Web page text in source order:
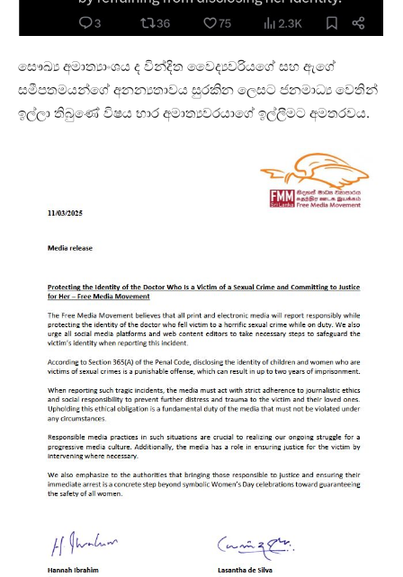
සෞඛ්‍ය අමාත්‍යාංශය ද වින්දිත වෛද්‍යවරියගේ සහ ඇගේ
සමීපතමයන්ගේ අනන්‍යතාවය සුරකින ලෙසට ජනමාධ්‍ය වෙතින්
ඉල්ලා තිබුණේ විෂය භාර අමාත්‍යවරයාගේ ඉල්ලීමට අමතරවය.